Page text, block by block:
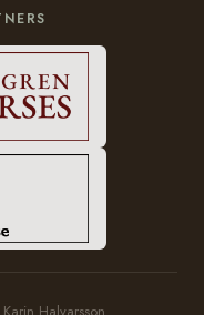
Halvarsson